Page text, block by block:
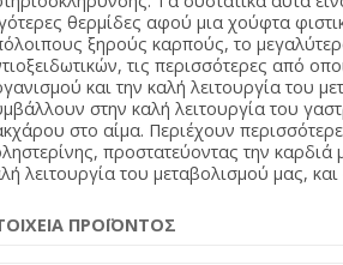
θερμίδες αφού μια χούφτα
ξηρούς καρπούς, το
τις περισσότερες από
και την καλή λειτουργία του
στην καλή λειτουργία του
στο αίμα. Περιέχουν
προστατεύοντας την
λειτουργία του μεταβολισμού μας,
ΠΡΟΪΟΝΤΟΣ